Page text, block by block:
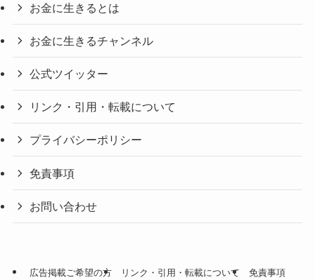
お金に生きるとは
お金に生きるチャンネル
公式ツイッター
リンク・引用・転載について
プライバシーポリシー
免責事項
お問い合わせ
広告掲載ご希望の方 リンク・引用・転載について 免責事項